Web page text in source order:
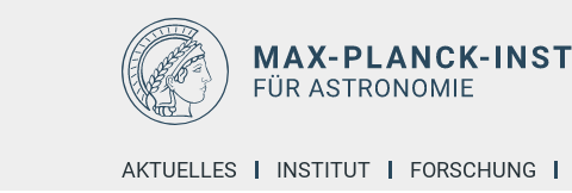
AKTUELLES INSTITUT FORSCHUNG